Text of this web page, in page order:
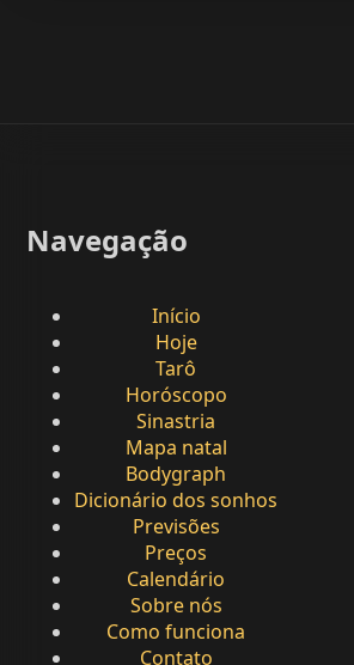
Navegação
Início
Hoje
Tarô
Horóscopo
Sinastria
Mapa natal
Bodygraph
Dicionário dos sonhos
Previsões
Preços
Calendário
Sobre nós
Como funciona
Contato